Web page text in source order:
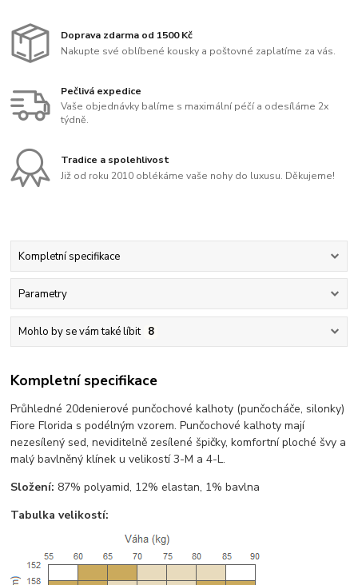
Doprava zdarma od 1500 Kč
Nakupte své oblíbené kousky a poštovné zaplatíme za vás.
Pečlivá expedice
Vaše objednávky balíme s maximální péčí a odesíláme 2x
týdně.
Tradice a spolehlivost
Již od roku 2010 oblékáme vaše nohy do luxusu. Děkujeme!
Kompletní specifikace
Parametry
Mohlo by se vám také líbit 8
Kompletní specifikace
Průhledné 20denierové punčochové kalhoty (punčocháče, silonky)
Fiore Florida s podélným vzorem. Punčochové kalhoty mají
nezesílený sed, neviditelně zesílené špičky, komfortní ploché švy a
malý bavlněný klínek u velikostí 3-M a 4-L.
Složení: 87% polyamid, 12% elastan, 1% bavlna
Tabulka velikostí: